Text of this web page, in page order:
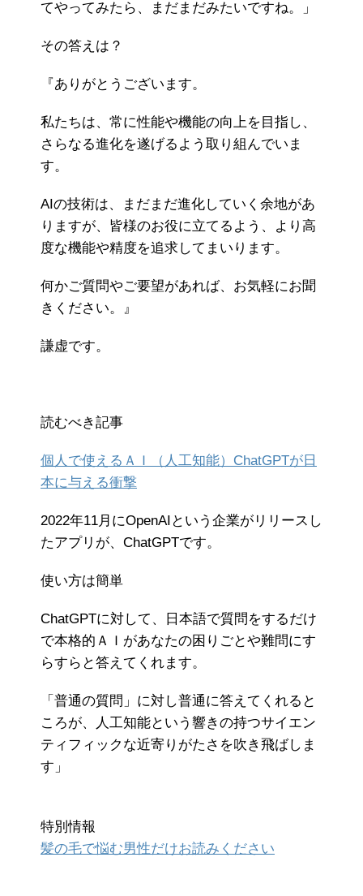
てやってみたら、まだまだみたいですね。」
その答えは？
『ありがとうございます。
私たちは、常に性能や機能の向上を目指し、
さらなる進化を遂げるよう取り組んでいま
す。
AIの技術は、まだまだ進化していく余地があ
りますが、皆様のお役に立てるよう、より高
度な機能や精度を追求してまいります。
何かご質問やご要望があれば、お気軽にお聞
きください。』
謙虚です。
読むべき記事
個人で使えるＡＩ（人工知能）ChatGPTが日
本に与える衝撃
2022年11月にOpenAIという企業がリリースし
たアプリが、ChatGPTです。
使い方は簡単
ChatGPTに対して、日本語で質問をするだけ
で本格的ＡＩがあなたの困りごとや難問にす
らすらと答えてくれます。
「普通の質問」に対し普通に答えてくれると
ころが、人工知能という響きの持つサイエン
ティフィックな近寄りがたさを吹き飛ばしま
す」
特別情報
髪の毛で悩む男性だけお読みください